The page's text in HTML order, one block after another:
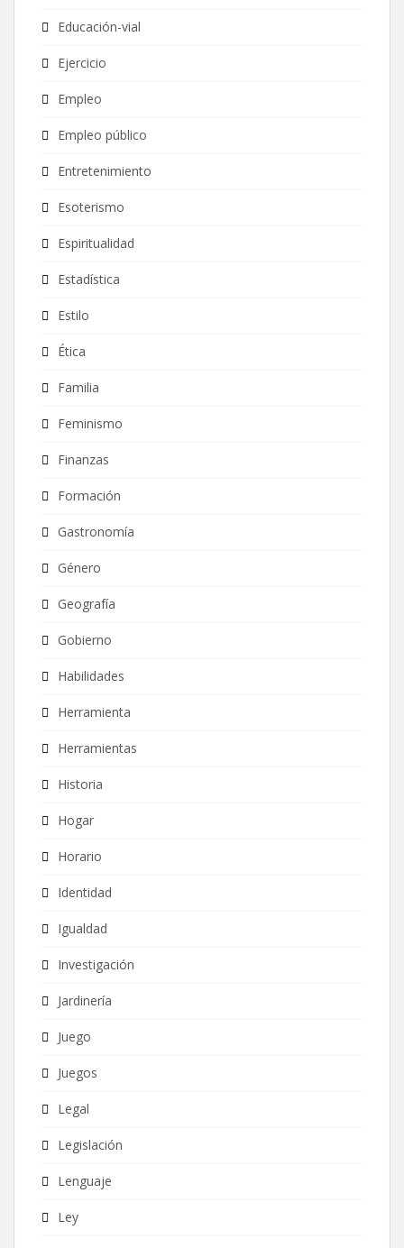
Educación-vial
Ejercicio
Empleo
Empleo público
Entretenimiento
Esoterismo
Espiritualidad
Estadística
Estilo
Ética
Familia
Feminismo
Finanzas
Formación
Gastronomía
Género
Geografía
Gobierno
Habilidades
Herramienta
Herramientas
Historia
Hogar
Horario
Identidad
Igualdad
Investigación
Jardinería
Juego
Juegos
Legal
Legislación
Lenguaje
Ley